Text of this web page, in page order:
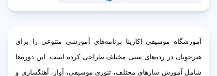
آموزشگاه موسیقی اکارینا برنامه‌های آموزشی متنوعی را برای
هنرجویان در رده‌های سنی مختلف طراحی کرده است. این دوره‌ها
شامل آموزش سازهای مختلف، تئوری موسیقی، آواز، آهنگسازی و